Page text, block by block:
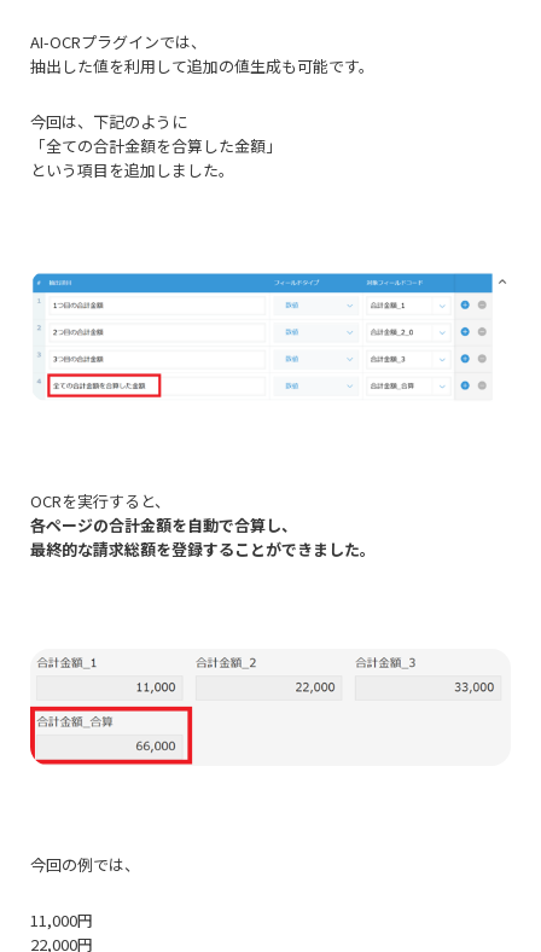
AI-OCRプラグインでは、
抽出した値を利用して追加の値生成も可能です。
今回は、下記のように
「全ての合計金額を合算した金額」
という項目を追加しました。
OCRを実行すると、
各ページの合計金額を自動で合算し、
最終的な請求総額を登録することができました。
今回の例では、
11,000円
22,000円